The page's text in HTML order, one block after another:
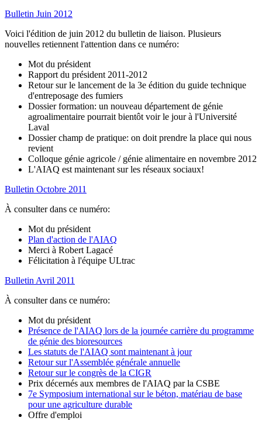
Bulletin Juin 2012
Voici l'édition de juin 2012 du bulletin de liaison. Plusieurs
nouvelles retiennent l'attention dans ce numéro:
Mot du président
Rapport du président 2011-2012
Retour sur le lancement de la 3e édition du guide technique
d'entreposage des fumiers
Dossier formation: un nouveau département de génie
agroalimentaire pourrait bientôt voir le jour à l'Université
Laval
Dossier champ de pratique: on doit prendre la place qui nous
revient
Colloque génie agricole / génie alimentaire en novembre 2012
L'AIAQ est maintenant sur les réseaux sociaux!
Bulletin Octobre 2011
À consulter dans ce numéro:
Mot du président
Plan d'action de l'AIAQ
Merci à Robert Lagacé
Félicitation à l'équipe ULtrac
Bulletin Avril 2011
À consulter dans ce numéro:
Mot du président
Présence de l'AIAQ lors de la journée carrière du programme
de génie des bioresources
Les statuts de l'AIAQ sont maintenant à jour
Retour sur l'Assemblée générale annuelle
Retour sur le congrès de la CIGR
Prix décernés aux membres de l'AIAQ par la CSBE
7e Symposium international sur le béton, matériau de base
pour une agriculture durable
Offre d'emploi